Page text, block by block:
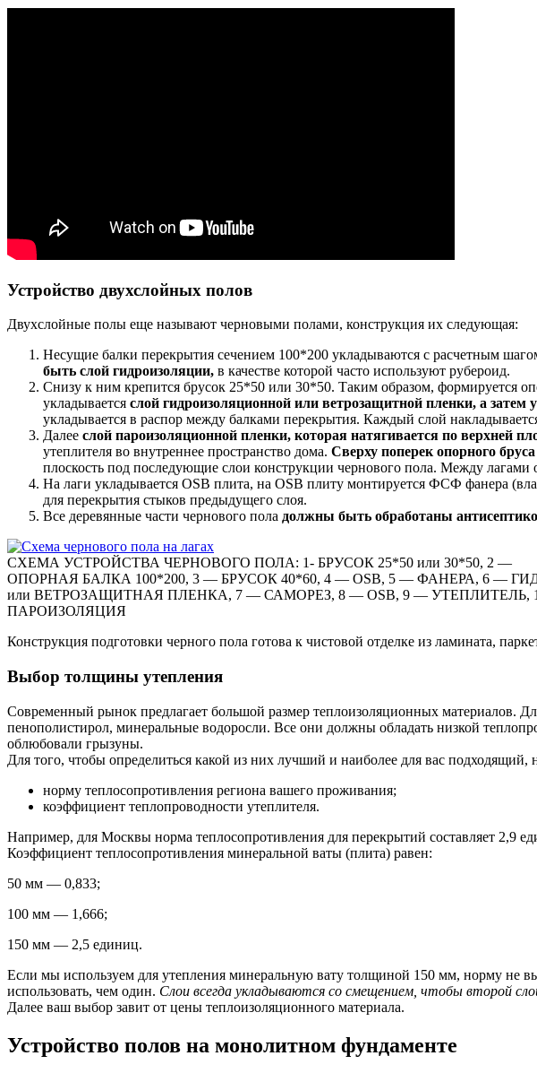
Устройство двухслойных полов
Двухслойные полы еще называют черновыми полами, конструкция их следующая:
Несущие балки перекрытия сечением 100*200 укладываются с расчетным
быть слой гидроизоляции, в качестве которой часто используют рубероид.
Снизу к ним крепится брусок 25*50 или 30*50. Таким образом, формируется
укладывается слой гидроизоляционной или ветрозащитной пленки, а затем
укладывается в распор между балками перекрытия. Каждый слой
Далее слой пароизоляционной пленки, которая натягивается по верхней
утеплителя во внутреннее пространство дома. Сверху поперек опорного
плоскость под последующие слои конструкции чернового пола. Между лагами
На лаги укладывается OSB плита, на OSB плиту монтируется ФСФ фанера
для перекрытия стыков предыдущего слоя.
Все деревянные части чернового пола должны быть обработаны
СХЕМА УСТРОЙСТВА ЧЕРНОВОГО ПОЛА: 1- БРУСОК 25*50 или 30*50, 2 —
ОПОРНАЯ БАЛКА 100*200, 3 — БРУСОК 40*60, 4 — OSB, 5 — ФАНЕРА, 6 —
или ВЕТРОЗАЩИТНАЯ ПЛЕНКА, 7 — САМОРЕЗ, 8 — OSB, 9 — УТЕПЛИТЕЛЬ,
ПАРОИЗОЛЯЦИЯ
Конструкция подготовки черного пола готова к чистовой отделке из ламината,
Выбор толщины утепления
Современный рынок предлагает большой размер теплоизоляционных материалов.
пенополистирол, минеральные водоросли. Все они должны обладать низкой
облюбовали грызуны.
Для того, чтобы определиться какой из них лучший и наиболее для вас подходящий,
норму теплосопротивления региона вашего проживания;
коэффициент теплопроводности утеплителя.
Например, для Москвы норма теплосопротивления для перекрытий составляет 2,9
Коэффициент теплосопротивления минеральной ваты (плита) равен:
50 мм — 0,833;
100 мм — 1,666;
150 мм — 2,5 единиц.
Если мы используем для утепления минеральную вату толщиной 150 мм, норму не
использовать, чем один. Слои всегда укладываются со смещением, чтобы второй
Далее ваш выбор завит от цены теплоизоляционного материала.
Устройство полов на монолитном фундаменте